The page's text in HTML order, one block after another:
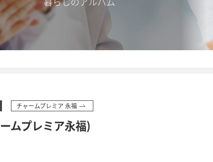
チャームプレミア 永福
ムプレミア永福)